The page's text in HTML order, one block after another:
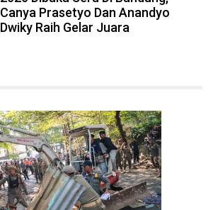
Canya Prasetyo Dan Anandyo
Dwiky Raih Gelar Juara